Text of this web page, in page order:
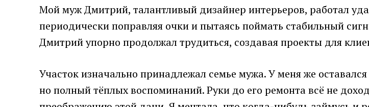
Мой муж Дмитрий, талантливый дизайнер интерьеров, работал
периодически поправляя очки и пытаясь поймать стабильный
Дмитрий упорно продолжал трудиться, создавая проекты для
Участок изначально принадлежал семье мужа. У меня же
но полный тёплых воспоминаний. Руки до его ремонта всё не